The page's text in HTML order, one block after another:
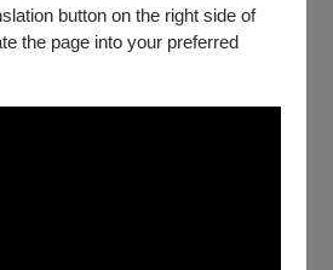
button on the right side of
the page into your preferred
天才與瘋子的一線之差，將「神探」
案方式，令警匪類型再創新猷。杜琪
將多重人格影像化，最後結局的槍戰
的室內空間，透過多面鏡子反映多重
別具一格。
police officer vanishes along with his
woodland, while his colleague
of armed robberies linked to the
After a fruitless investigation, a